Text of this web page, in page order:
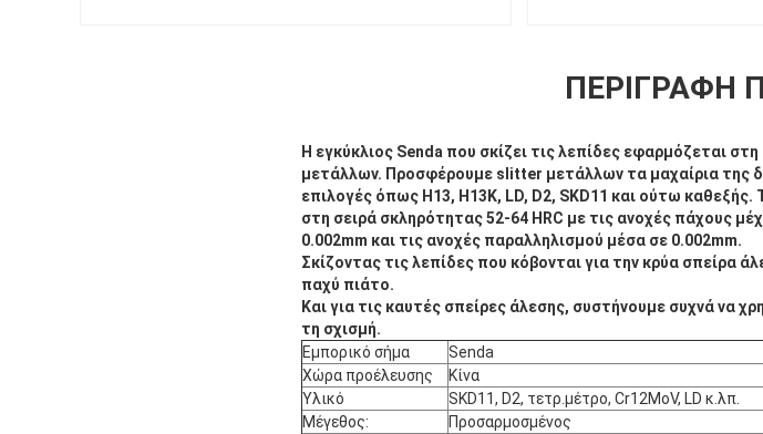
ΠΕΡΙΓΡΑΦΉ
Η εγκύκλιος Senda που σκίζει τις λεπίδες εφαρμόζεται
μετάλλων. Προσφέρουμε slitter μετάλλων τα μαχαίρια της
επιλογές όπως H13, H13K, LD, D2, SKD11 και ούτω
στη σειρά σκληρότητας 52-64 HRC με τις ανοχές πάχους
0.002mm και τις ανοχές παραλληλισμού μέσα σε 0.002mm.
Σκίζοντας τις λεπίδες που κόβονται για την κρύα σπείρα
παχύ πιάτο.
Και για τις καυτές σπείρες άλεσης, συστήνουμε συχνά να
τη σχισμή.
Εμπορικό σήμα
Senda
Χώρα προέλευσης
Κίνα
Υλικό
SKD11, D2, τετρ.μέτρο, Cr12MoV, LD κ.λπ.
Μέγεθος:
Προσαρμοσμένος